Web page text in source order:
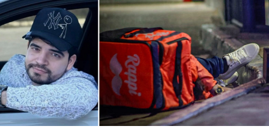
Facebook
Me gusta esto: